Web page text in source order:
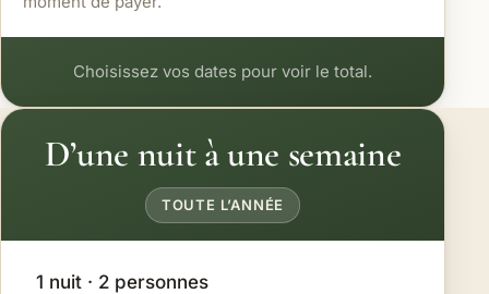
Choisissez vos dates pour voir le total.
D’une nuit à une semaine
TOUTE L’ANNÉE
1 nuit · 2 personnes